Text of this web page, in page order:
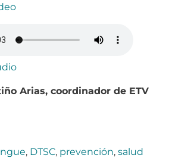
Arias, coordinador de ETV
, DTSC, prevención, salud